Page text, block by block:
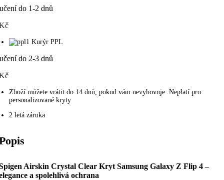
do 1-2 dnů
Kurýr PPL
do 2-3 dnů
Zboží můžete vrátit do 14 dnů, pokud vám nevyhovuje. Neplatí pro
personalizované kryty
2 letá záruka
Airskin Crystal Clear Kryt Samsung Galaxy Z Flip 4 –
a spolehlivá ochrana